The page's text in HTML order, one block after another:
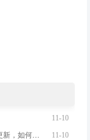
11-10
gulp修改模块js，但是没更新，除非修改了主js才更新，如何解决？ 11-10